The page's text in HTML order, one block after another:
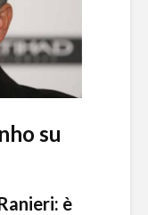
su
è